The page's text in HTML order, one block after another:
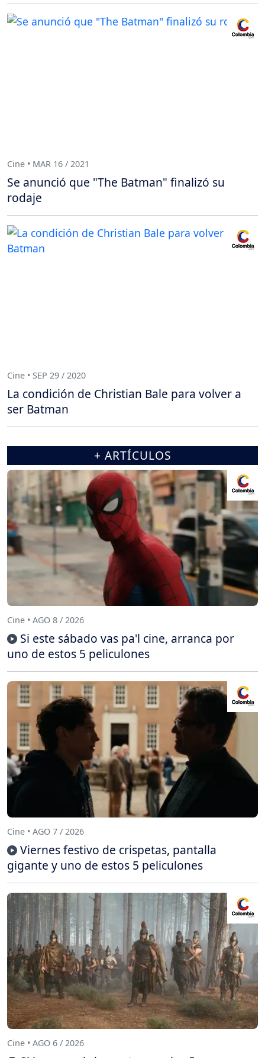
Cine • MAR 16 / 2021
Se anunció que "The Batman" finalizó su
rodaje
Cine • SEP 29 / 2020
La condición de Christian Bale para volver a
ser Batman
+ ARTÍCULOS
Cine • AGO 8 / 2026
Si este sábado vas pa'l cine, arranca por
uno de estos 5 peliculones
Cine • AGO 7 / 2026
Viernes festivo de crispetas, pantalla
gigante y uno de estos 5 peliculones
Cine • AGO 6 / 2026